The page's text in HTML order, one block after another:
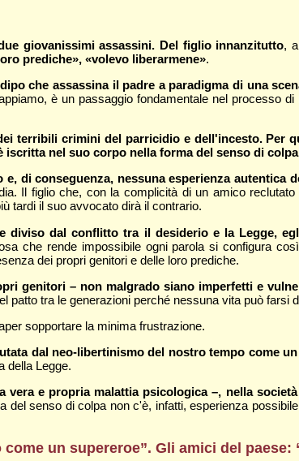
giovanissimi assassini. Del figlio innanzitutto,
prediche», «volevo liberarmene».
che assassina il padre a paradigma di una
è un passaggio fondamentale nel processo
terribili crimini del parricidio e dell'incesto. Per
iscritta nel suo corpo nella forma del senso di
di conseguenza, nessuna esperienza autentica
Il figlio che, con la complicità di un amico
tardi il suo avvocato dirà il contrario.
diviso dal conflitto tra il desiderio e la Legge,
che rende impossibile ogni parola si configura
dei propri genitori e delle loro prediche.
genitori – non malgrado siano imperfetti e
patto tra le generazioni perché nessuna vita può farsi
sopportare la minima frustrazione.
dal neo-libertinismo del nostro tempo come
della Legge.
e propria malattia psicologica –, nella
senso di colpa non c'è, infatti, esperienza
un supereroe”. Gli amici del paese: